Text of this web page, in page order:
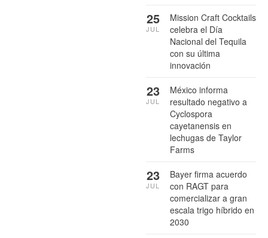
Mission Craft Cocktails
celebra el Día
Nacional del Tequila
con su última
innovación
25
JUL
México informa
resultado negativo a
Cyclospora
cayetanensis en
lechugas de Taylor
Farms
23
JUL
Bayer firma acuerdo
con RAGT para
comercializar a gran
escala trigo híbrido en
2030
23
JUL